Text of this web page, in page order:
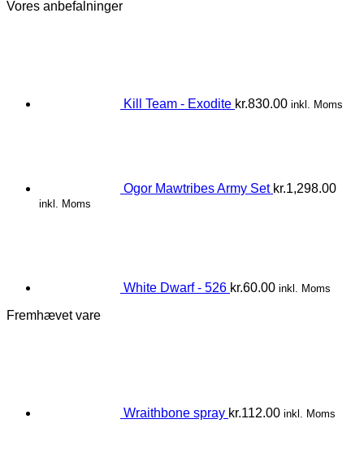
Vores anbefalninger
Kill Team - Exodite kr.830.00 inkl. Moms
Ogor Mawtribes Army Set kr.1,298.00
inkl. Moms
White Dwarf - 526 kr.60.00 inkl. Moms
Fremhævet vare
Wraithbone spray kr.112.00 inkl. Moms